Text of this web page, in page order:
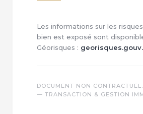
Les informations sur les
bien est exposé sont
Géorisques :
DOCUMENT NON
— TRANSACTION & GESTION